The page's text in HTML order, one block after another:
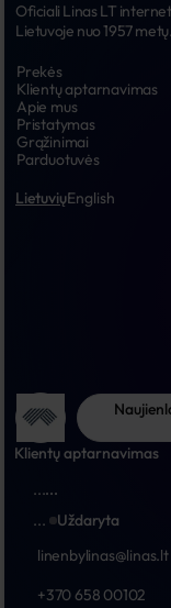
Oficiali Linas LT
Lietuvoje nuo 1957 metų.
Prekės
Klientų aptarnavimas
Apie mus
Pristatymas
Grąžinimai
Parduotuvės
LietuviųEnglish
Klientų aptarnavimas
......
...
Uždaryta
linenbylinas@linas.lt
+370 658 00102